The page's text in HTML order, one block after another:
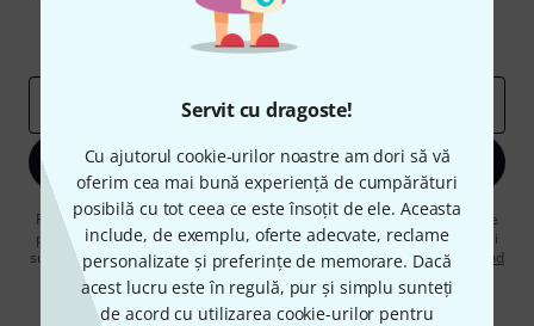
Servit cu dragoste!
Cu ajutorul cookie-urilor noastre am dori să vă
oferim cea mai bună experiență de cumpărături
posibilă cu tot ceea ce este însoțit de ele. Aceasta
include, de exemplu, oferte adecvate, reclame
personalizate și preferințe de memorare. Dacă
acest lucru este în regulă, pur și simplu sunteți
de acord cu utilizarea cookie-urilor pentru
Contribuții inspiraționale
Perspectivele Thomann
*
Înscrie-te acum
Făcând clic pe „Înscrie-te acum”, sunteți de acord să primiți publicitate
prin e-mail. Vă puteți dezabona în orice moment. Puteți găsi informații
suplimentare despre buletinul informativ în regulamentul nostru privind
protecția datelor
* Necesar